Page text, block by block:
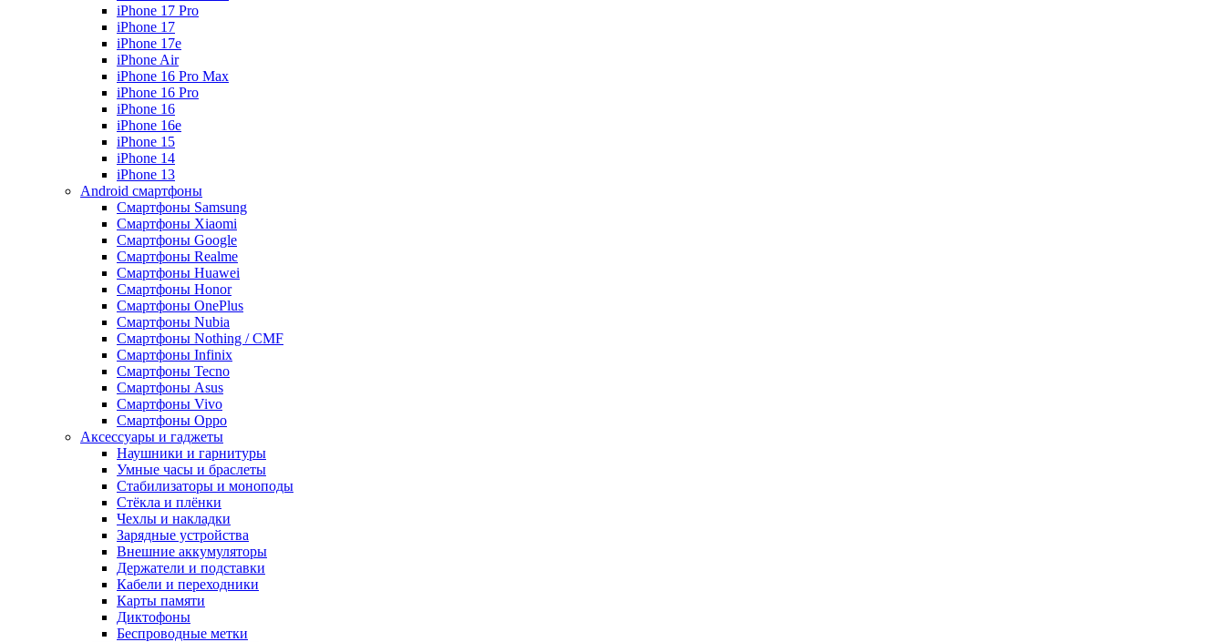
iPhone 17 Pro
iPhone 17
iPhone 17e
iPhone Air
iPhone 16 Pro Max
iPhone 16 Pro
iPhone 16
iPhone 16e
iPhone 15
iPhone 14
iPhone 13
Android cмартфоны
Смартфоны Samsung
Смартфоны Xiaomi
Смартфоны Google
Смартфоны Realme
Смартфоны Huawei
Смартфоны Honor
Смартфоны OnePlus
Смартфоны Nubia
Смартфоны Nothing / CMF
Смартфоны Infinix
Смартфоны Tecno
Смартфоны Asus
Смартфоны Vivo
Смартфоны Oppo
Аксессуары и гаджеты
Наушники и гарнитуры
Умные часы и браслеты
Стабилизаторы и моноподы
Стёкла и плёнки
Чехлы и накладки
Зарядные устройства
Внешние аккумуляторы
Держатели и подставки
Кабели и переходники
Карты памяти
Диктофоны
Беспроводные метки